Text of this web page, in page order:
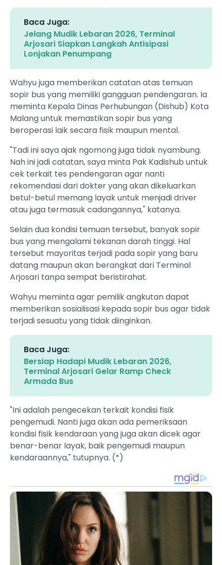
Baca Juga:
Jelang Mudik Lebaran 2026, Terminal
Arjosari Siapkan Langkah Antisipasi
Lonjakan Penumpang
Wahyu juga memberikan catatan atas temuan
sopir bus yang memiliki gangguan pendengaran. Ia
meminta Kepala Dinas Perhubungan (Dishub) Kota
Malang untuk memastikan sopir bus yang
beroperasi laik secara fisik maupun mental.
"Tadi ini saya ajak ngomong juga tidak nyambung.
Nah ini jadi catatan, saya minta Pak Kadishub untuk
cek terkait tes pendengaran agar nanti
rekomendasi dari dokter yang akan dikeluarkan
betul-betul memang layak untuk menjadi driver
atau juga termasuk cadangannya," katanya.
Selain dua kondisi temuan tersebut, banyak sopir
bus yang mengalami tekanan darah tinggi. Hal
tersebut mayoritas terjadi pada sopir yang baru
datang maupun akan berangkat dari Terminal
Arjosari tanpa sempat beristirahat.
Wahyu meminta agar pemilik angkutan dapat
memberikan sosialisasi kepada sopir bus agar tidak
terjadi sesuatu yang tidak diinginkan.
Baca Juga:
Bersiap Hadapi Mudik Lebaran 2026,
Terminal Arjosari Gelar Ramp Check
Armada Bus
"Ini adalah pengecekan terkait kondisi fisik
pengemudi. Nanti juga akan ada pemeriksaan
kondisi fisik kendaraan yang juga akan dicek agar
benar-benar layak, baik pengemudi maupun
kendaraannya," tutupnya. (*)